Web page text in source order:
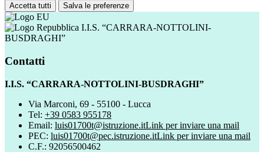
Accetta tutti Salva le preferenze
I.I.S. “CARRARA-NOTTOLINI-
BUSDRAGHI”
Contatti
I.I.S. “CARRARA-NOTTOLINI-BUSDRAGHI”
Via Marconi, 69 - 55100 - Lucca
Tel: +39 0583 955178
Email: luis01700t@istruzione.itLink per inviare una mail
PEC: luis01700t@pec.istruzione.itLink per inviare una mail
C.F.: 92056500462